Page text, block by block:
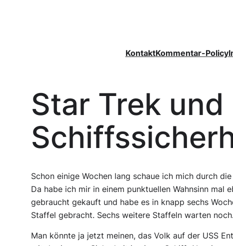
KontaktKommentar-Policy
Star Trek und
Schon einige Wochen lang schaue ich mich durch
Da habe ich mir in einem punktuellen Wahnsinn mal
gebraucht gekauft und habe es in knapp sechs
Staffel gebracht. Sechs weitere Staffeln warten
Man könnte ja jetzt meinen, das Volk auf der USS